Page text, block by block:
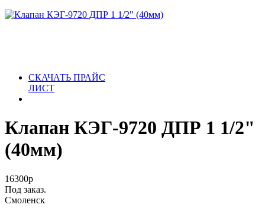
СКАЧАТЬ ПРАЙС
ЛИСТ
Клапан КЭГ-9720 ДПР 1 1/2"
(40мм)
16300р
Под заказ.
Смоленск